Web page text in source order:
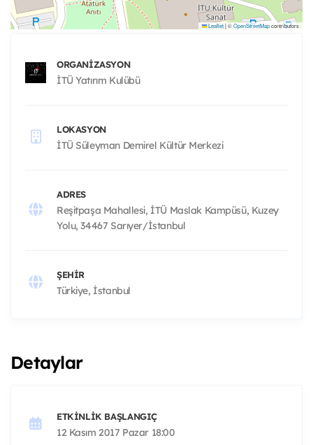
Leaflet|©OpenStreetMapcontributors
ORGANIZASYON
İTÜ Yatırım Kulübü
LOKASYON
İTÜ Süleyman Demirel Kültür Merkezi
ADRES
Reşitpaşa Mahallesi, İTÜ Maslak Kampüsü, Kuzey
Yolu, 34467 Sarıyer/İstanbul
ŞEHIR
Türkiye, İstanbul
Detaylar
ETKINLIK BAŞLANGIÇ
12 Kasım 2017 Pazar 18:00